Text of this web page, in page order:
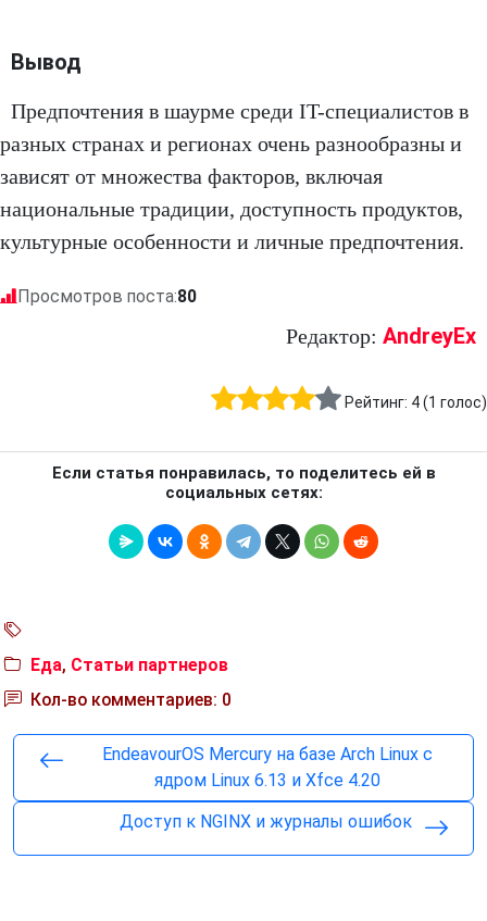
Вывод
Предпочтения в шаурме среди IT-специалистов в
разных странах и регионах очень разнообразны и
зависят от множества факторов, включая
национальные традиции, доступность продуктов,
культурные особенности и личные предпочтения.
Просмотров поста:80
Редактор: AndreyEx
Рейтинг: 4(1 голос)
Если статья понравилась, то поделитесь ей в
социальных сетях:
Еда, Статьи партнеров
Кол-во комментариев: 0
EndeavourOS Mercury на базе Arch Linux с
ядром Linux 6.13 и Xfce 4.20
Доступ к NGINX и журналы ошибок